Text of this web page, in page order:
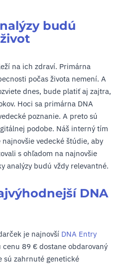
budú
na ich zdraví. Primárna
počas života nemení. A
dnes, bude platiť aj zajtra,
Hoci sa primárna DNA
poznanie. A preto sú
podobe. Náš interný tím
vedecké štúdie, aby
s ohľadom na najnovšie
analýzy budú vždy relevantné.
DNA
je najnovší DNA Entry
cenu 89 € dostane obdarovaný
sú zahrnuté genetické